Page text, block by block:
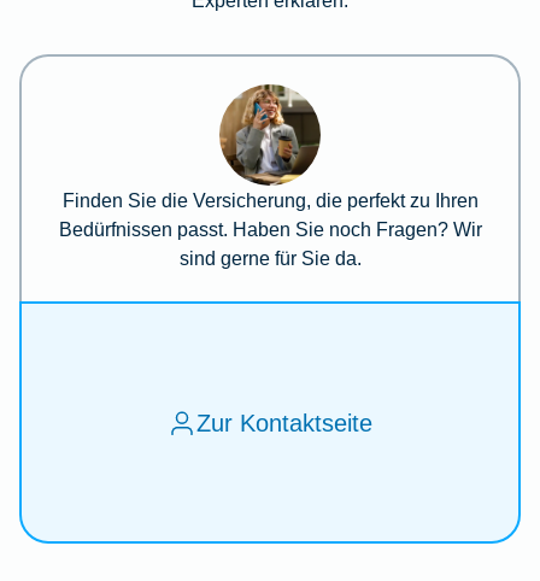
Finden Sie die Versicherung, die perfekt zu Ihren
Bedürfnissen passt. Haben Sie noch Fragen? Wir
sind gerne für Sie da.
Zur Kontaktseite